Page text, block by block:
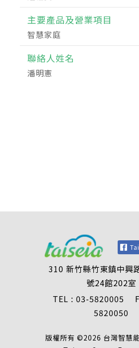
主要產品及營業項目
智慧家庭
聯絡人姓名
潘明憲
310 新竹縣竹東鎮中興
號24館202室
TEL : 03-5820005
5820050
版權所有 ©2026 台灣智慧